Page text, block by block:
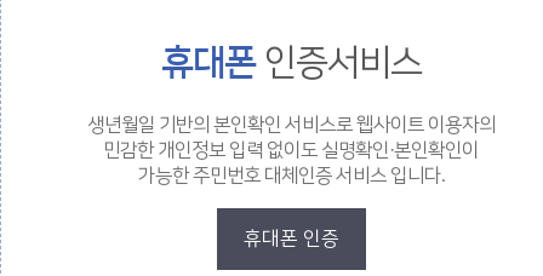
휴대폰인증서비스
생년월일 기반의 본인확인 서비스로 웹사이트 이용자의
민감한 개인정보 입력 없이도 실명확인·본인확인이
가능한 주민번호 대체인증 서비스 입니다.
휴대폰 인증